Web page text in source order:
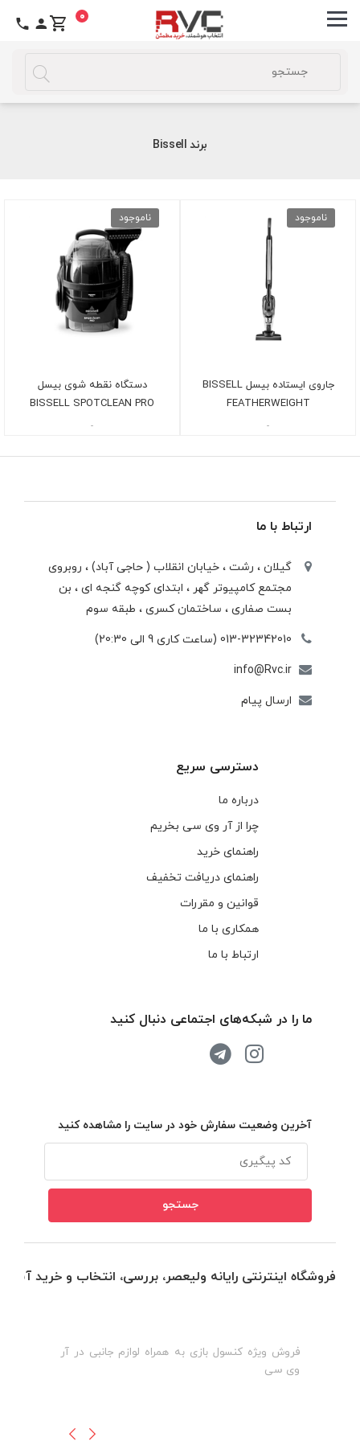
0
برند Bissell
ناموجود
جاروی ایستاده بیسل BISSELL
FEATHERWEIGHT
-
ناموجود
دستگاه نقطه شوی بیسل
BISSELL SPOTCLEAN PRO
-
ارتباط با ما
گیلان ، رشت ، خيابان انقلاب ( حاجی آباد) ، روبروی
مجتمع كامپيوتر گهر ، ابتدای كوچه گنجه ای ، بن
بست صفاری ، ساختمان كسری ، طبقه سوم
013-32342010 (ساعت کاری 9 الی 20:30)
info@Rvc.ir
ارسال پیام
دسترسی سریع
درباره ما
چرا از آر وی سی بخریم
راهنمای خرید
راهنمای دریافت تخفیف
قوانین و مقررات
همکاری با ما
ارتباط با ما
ما را در شبکه‌های اجتماعی دنبال کنید
آخرین وضعیت سفارش خود در سایت را مشاهده کنید
فروشگاه اینترنتی رایانه ولیعصر، بررسی، انتخاب و خرید
فروش ویژه کنسول بازی به همراه لوازم جانبی در آر
وی سی